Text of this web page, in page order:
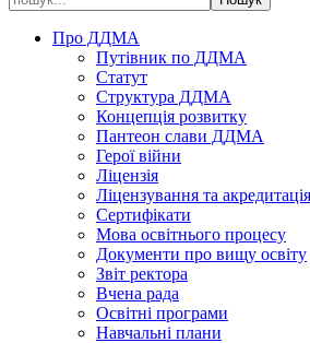
Про ДДМА
Путівник по ДДМА
Статут
Структура ДДМА
Концепція розвитку
Пантеон слави ДДМА
Герої війни
Ліцензія
Ліцензування та акредитація
Сертифікати
Мова освітнього процесу
Документи про вищу освіту
Звіт ректора
Вчена рада
Освітні програми
Навчальні плани